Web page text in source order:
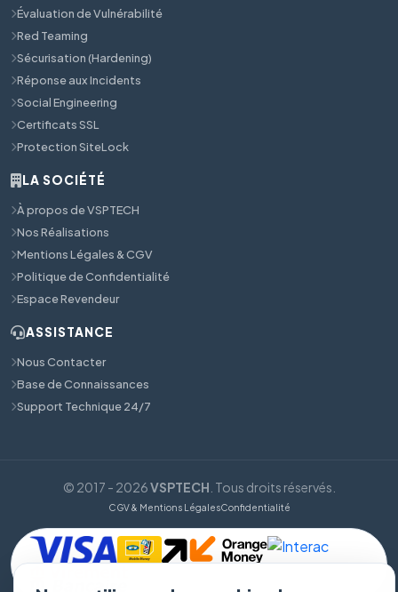
Évaluation de Vulnérabilité
Red Teaming
Sécurisation (Hardening)
Réponse aux Incidents
Social Engineering
Certificats SSL
Protection SiteLock
LA SOCIÉTÉ
À propos de VSPTECH
Nos Réalisations
Mentions Légales & CGV
Politique de Confidentialité
Espace Revendeur
ASSISTANCE
Nous Contacter
Base de Connaissances
Support Technique 24/7
© 2017 - 2026VSPTECH . Tous droits réservés.
CGV & Mentions LégalesConfidentialité